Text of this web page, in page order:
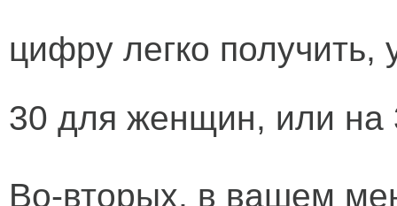
цифру легко
30 для женщин, или на
Во-вторых, в вашем